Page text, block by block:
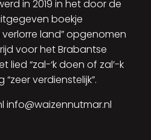
in 2019 in het door de
boekje
land” opgenomen
voor het Brabantse
lied “zal-‘k doen of zal’-k
verdienstelijk”.
info@waizennutmar.nl